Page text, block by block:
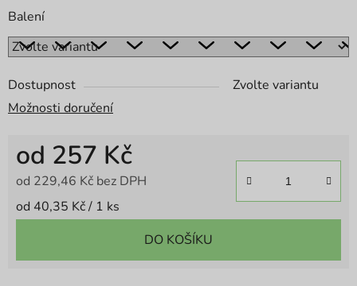
Balení
Dostupnost
Zvolte variantu
Možnosti doručení
od 257 Kč
od 229,46 Kč bez DPH
Měrná cena:
od 40,35 Kč / 1 ks
DO KOŠÍKU